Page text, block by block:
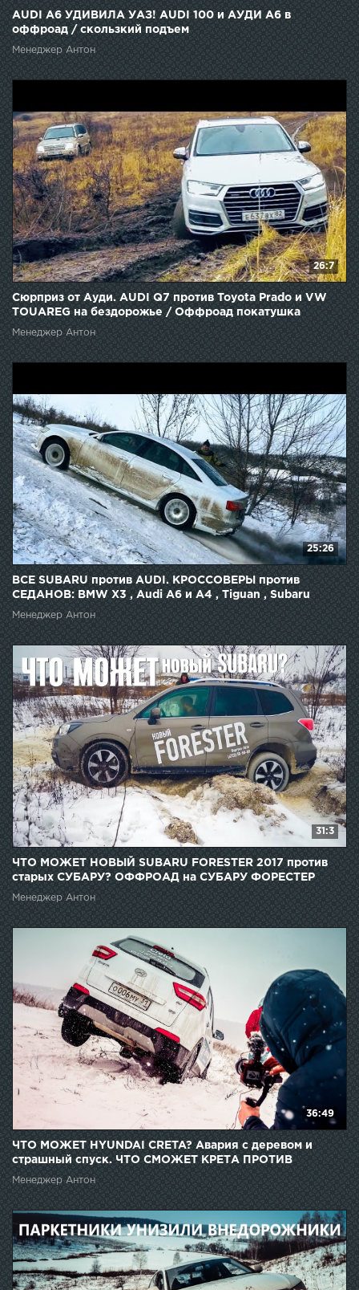
AUDI А6 УДИВИЛА УАЗ! AUDI 100 и АУДИ A6 в
оффроад / скользкий подъем
Менеджер Антон
26:7
Сюрприз от Ауди. AUDI Q7 против Toyota Prado и VW
TOUAREG на бездорожье / Оффроад покатушка
Менеджер Антон
25:26
ВСЕ SUBARU против AUDI. КРОССОВЕРЫ против
СЕДАНОВ: BMW X3 , Audi A6 и A4 , Tiguan , Subaru
Forester
Менеджер Антон
31:3
ЧТО МОЖЕТ НОВЫЙ SUBARU FORESTER 2017 против
старых СУБАРУ? ОФФРОАД на СУБАРУ ФОРЕСТЕР
Менеджер Антон
36:49
ЧТО МОЖЕТ HYUNDAI CRETA? Авария с деревом и
страшный спуск. ЧТО СМОЖЕТ КРЕТА ПРОТИВ
ВНЕДОРОЖНИКОВ!
Менеджер Антон